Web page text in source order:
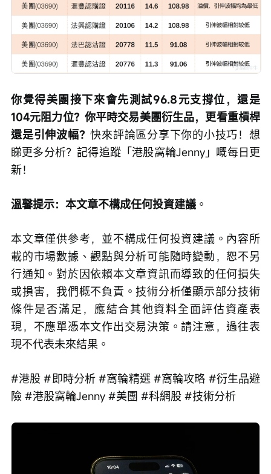
你覺得美團接下來會先測試96.8元支撐位，還是
104元阻力位？你平時交易美團衍生品，更看重槓桿
還是引伸波幅？快來評論區分享下你的小技巧！想
睇更多分析？記得追蹤「港股窩輪Jenny」嘅每日更
新！
溫馨提示：本文章不構成任何投資建議 。
本文章僅供參考，並不構成任何投資建議。內容所
載的市場數據、觀點與分析可能隨時變動，恕不另
行通知。對於因依賴本文章資訊而導致的任何損失
或損害，我們概不負責。技術分析僅顯示部分技術
條件是否滿足，應結合其他資料全面評估資產表
現，不應單憑本文作出交易決策。請注意，過往表
現不代表未來結果。
#港股 #即時分析 #窩輪精選 #窩輪攻略 #衍生品避
險 #港股窩輪Jenny #美團 #科網股 #技術分析